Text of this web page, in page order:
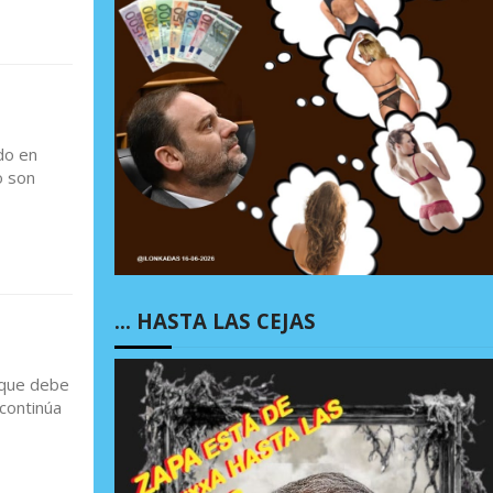
en
son
debe
… HASTA LAS CEJAS